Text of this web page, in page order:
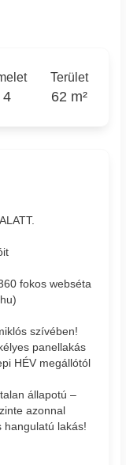
4
Terület
62 m²
fokos webséta
szívében!
panellakás
HÉV megállótól
állapotú –
azonnal
hangulatú lakás!